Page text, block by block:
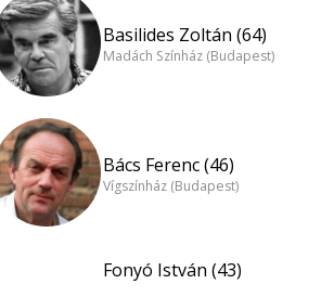
Basilides Zoltán (64)
Madách Színház (Budapest)
Bács Ferenc (46)
Vígszínház (Budapest)
Fonyó István (43)